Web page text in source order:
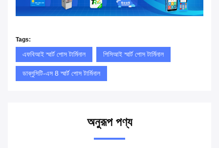
Tags:
এফবিআই স্মার্ট পোস টার্মিনাল পিসিআই স্মার্ট পোস টার্মিনাল
ডাব্লুসিটি-এস 8 স্মার্ট পোস টার্মিনাল
অনুরূপ পণ্য